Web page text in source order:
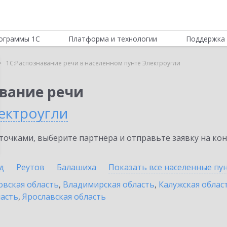
1С Платформа и технологии Поддержка
1С:Распознавание речи в населенном пунте Электроугли
речи
выберите партнёра и отправьте заявку на
Реутов Балашиха Показать все населенные
область, Владимирская область, Калужская
, Ярославская область